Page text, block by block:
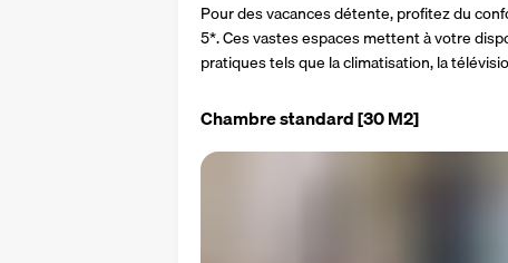
Pour des vacances détente, profitez du
5*. Ces vastes espaces mettent à votre
pratiques tels que la climatisation, la
Chambre standard[30 M2]